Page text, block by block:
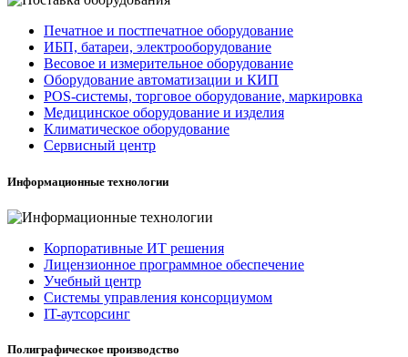
Печатное и постпечатное оборудование
ИБП, батареи, электрооборудование
Весовое и измерительное оборудование
Оборудование автоматизации и КИП
POS-системы, торговое оборудование, маркировка
Медицинское оборудование и изделия
Климатическое оборудование
Сервисный центр
Информационные технологии
Корпоративные ИТ решения
Лицензионное программное обеспечение
Учебный центр
Системы управления консорциумом
IT-аутсорсинг
Полиграфическое производство